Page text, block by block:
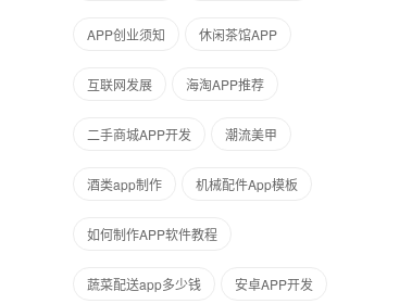
APP创业须知 休闲茶馆APP
互联网发展 海淘APP推荐
二手商城APP开发 潮流美甲
酒类app制作 机械配件App模板
如何制作APP软件教程
蔬菜配送app多少钱 安卓APP开发